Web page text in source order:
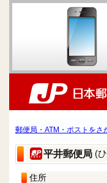
郵便局・ATM・ポストをさ
平井郵便局 (
住所